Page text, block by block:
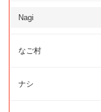
Nagi
なご村
ナシ